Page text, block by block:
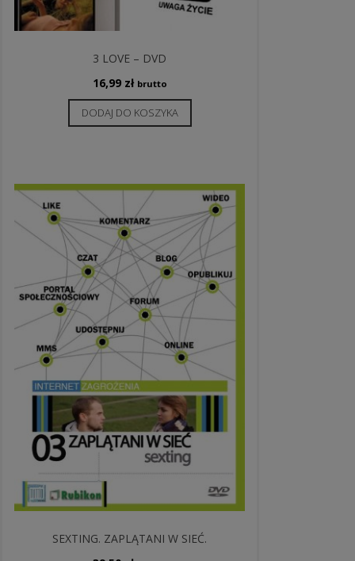
3 LOVE – DVD
16,99 zł brutto
DODAJ DO KOSZYKA
SEXTING. ZAPLĄTANI W SIEĆ.